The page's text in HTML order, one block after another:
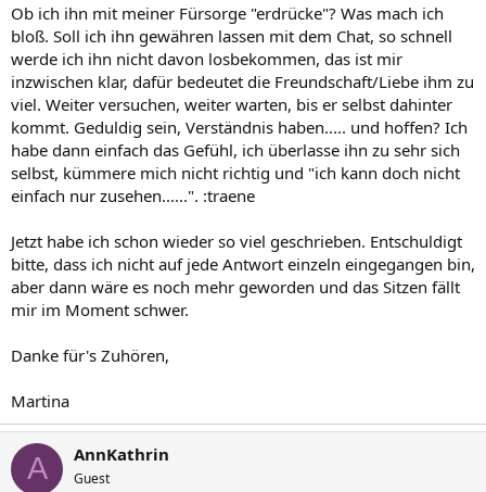
Ob ich ihn mit meiner Fürsorge "erdrücke"? Was mach ich
bloß. Soll ich ihn gewähren lassen mit dem Chat, so schnell
werde ich ihn nicht davon losbekommen, das ist mir
inzwischen klar, dafür bedeutet die Freundschaft/Liebe ihm zu
viel. Weiter versuchen, weiter warten, bis er selbst dahinter
kommt. Geduldig sein, Verständnis haben..... und hoffen? Ich
habe dann einfach das Gefühl, ich überlasse ihn zu sehr sich
selbst, kümmere mich nicht richtig und "ich kann doch nicht
einfach nur zusehen......". :traene
Jetzt habe ich schon wieder so viel geschrieben. Entschuldigt
bitte, dass ich nicht auf jede Antwort einzeln eingegangen bin,
aber dann wäre es noch mehr geworden und das Sitzen fällt
mir im Moment schwer.
Danke für's Zuhören,
Martina
A AnnKathrin
Guest